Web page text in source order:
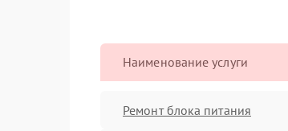
Наименование услуги
Ремонт блока питания